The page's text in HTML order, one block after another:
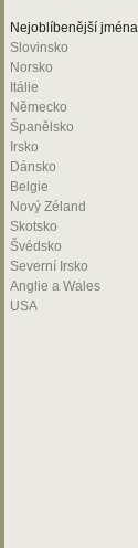
Nejoblíbenější
Slovinsko
Norsko
Itálie
Německo
Španělsko
Irsko
Dánsko
Belgie
Nový Zéland
Skotsko
Švédsko
Severní Irsko
Anglie a Wales
USA